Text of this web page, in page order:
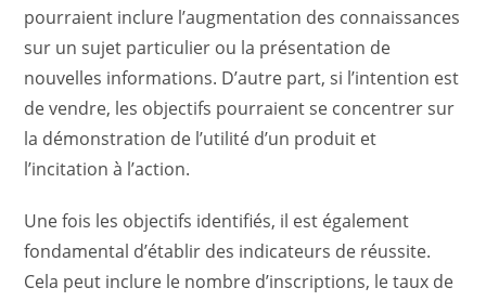
pourraient inclure l’augmentation des connaissances
sur un sujet particulier ou la présentation de
nouvelles informations. D’autre part, si l’intention est
de vendre, les objectifs pourraient se concentrer sur
la démonstration de l’utilité d’un produit et
l’incitation à l’action.
Une fois les objectifs identifiés, il est également
fondamental d’établir des indicateurs de réussite.
Cela peut inclure le nombre d’inscriptions, le taux de